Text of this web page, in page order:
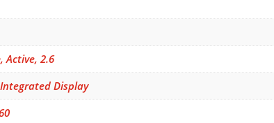
Active, 2.6
Display